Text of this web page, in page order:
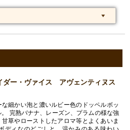
ダー・ヴァイス アヴェンティヌス
な細かい泡と濃いルビー色のドッペルボッ
。 完熟バナナ、レーズン、プラムの様な強
甘草やローストしたアロマ等とよくあいま